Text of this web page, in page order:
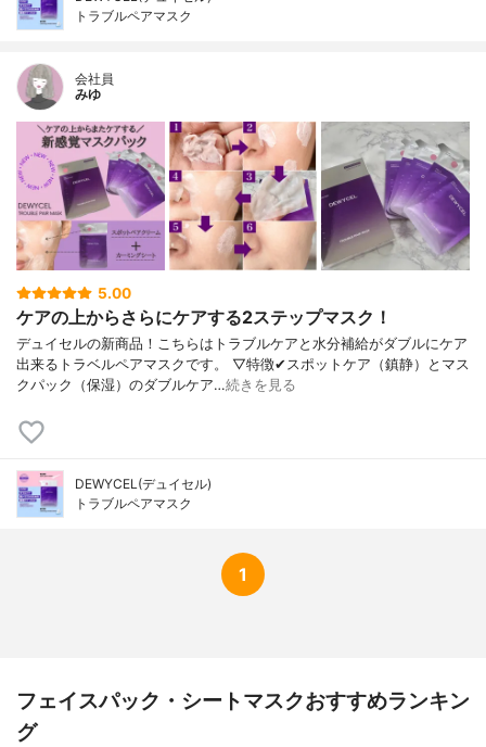
トラブルペアマスク
会社員
みゆ
5.00
ケアの上からさらにケアする2ステップマスク！
デュイセルの新商品！こちらはトラブルケアと水分補給がダブルにケア
出来るトラベルペアマスクです。 ▽特徴✔︎スポットケア（鎮静）とマス
クパック（保湿）のダブルケア…続きを見る
DEWYCEL(デュイセル)
トラブルペアマスク
1
フェイスパック・シートマスクおすすめランキン
グ